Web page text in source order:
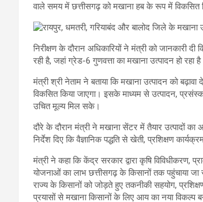
वाले समय में छत्तीसगढ़ को मखाना हब के रूप में विकसित
निरीक्षण के दौरान अधिकारियों ने मंत्री को
रही है, जहां ग्रेड-6 गुणवत्ता का मखाना उत्पादन हो
मंत्री श्री नेताम ने बताया कि मखाना उत्पादन को
विकसित किया जाएगा। इसके माध्यम से उत्पादन,
उचित मूल्य मिल सके।
दौरे के दौरान मंत्री ने मखाना सेंटर में तैयार उत्पादों
निर्देश दिए कि वैज्ञानिक पद्धति से खेती, प्रशिक्षण
मंत्री ने कहा कि केंद्र सरकार द्वारा कृषि
योजनाओं का लाभ छत्तीसगढ़ के किसानों तक पहुंचाया जा
राज्य के किसानों को जोड़ते हुए तकनीकी सहयोग,
प्रयासों से मखाना किसानों के लिए आय का नया विकल्प